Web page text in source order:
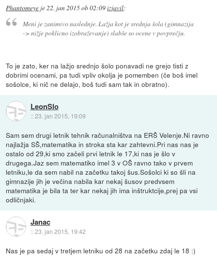
Phantomeye je22. jan 2015 ob 02:09izjavil:
Meni je zanimivo naslednje. Lažja kot je srednja šola (gimnazija
-> nižje poklicno izobraževanje) slabše so ocene v povprečju.
To je zato, ker na lažjo srednjo šolo ponavadi ne grejo tisti z
dobrimi ocenami, pa tudi vpliv okolja je pomemben (če boš imel
sošolce, ki nič ne delajo, boš tudi sam tak in obratno).
LeonSlo
::23. jan 2015, 19:09
Sam sem drugi letnik tehnik računalništva na ERŠ Velenje.Ni ravno
najlažja SŠ,matematika in stroka sta kar zahtevni.Pri nas nas je
ostalo od 29,ki smo začeli prvi letnik le 17,ki nas je šlo v
drugega.Jaz sem matematiko imel 3 v OŠ ravno tako v prvem
letniku,le da sem nabil na začetku takoj šus.Sošolci ki so šli na
gimnazije jih je večina nabila kar nekaj šusov predvsem
matematika je bila ta ter kar nekaj jih ima inštruktcije,prej pa vsi
odličnjaki.
Janac
::23. jan 2015, 19:42
Nas je pa sedaj v tretjem letniku od 28 na začetku zdaj le 18 :)